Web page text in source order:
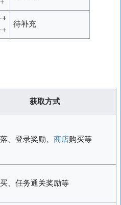
待补充
获取方式
、登录奖励、 商店购买等
、任务通关奖励等